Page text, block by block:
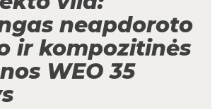
neapdoroto
ir kompozitinės
WEO 35